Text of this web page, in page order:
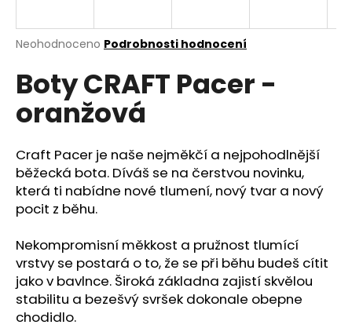
Průměrné
produktu
je
z
hvězdiček.
Neohodnoceno Podrobnosti hodnocení
Boty CRAFT Pacer -
oranžová
Craft Pacer je naše nejměkčí a nejpohodlnější
běžecká bota. Díváš se na čerstvou novinku,
která ti nabídne nové tlumení, nový tvar a nový
pocit z běhu.
Nekompromisní měkkost a pružnost tlumící
vrstvy se postará o to, že se při běhu budeš cítit
jako v bavlnce. Široká základna zajistí skvělou
stabilitu a bezešvý svršek dokonale obepne
chodidlo.
j
t
?
HLEDAT
D
o
p
o
r